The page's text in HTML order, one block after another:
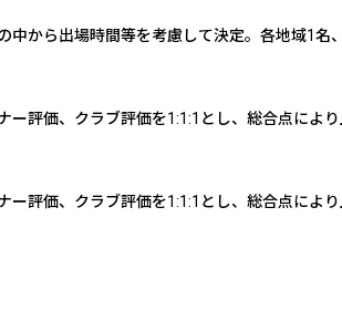
から出場時間等を考慮して決定。各地域1名
評価、クラブ評価を1:1:1とし、総合点によ
評価、クラブ評価を1:1:1とし、総合点によ